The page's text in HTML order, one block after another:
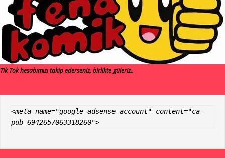
Tik Tok hesabımızı takip ederseniz, birlikte güleriz..
<meta name="google-adsense-account" content="ca-
pub-6942657063318260">